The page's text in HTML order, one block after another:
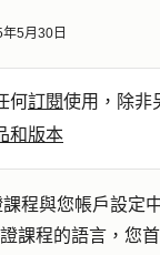
5月30日
何訂閱使用，除非
和版本
程與您帳戶設定
課程的語言，您